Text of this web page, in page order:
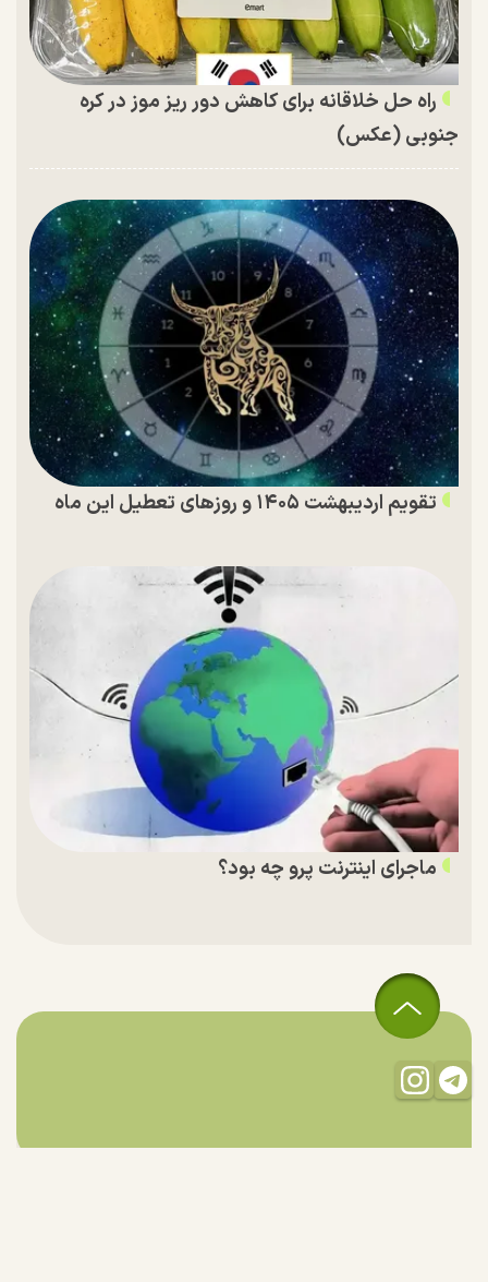
راه حل خلاقانه برای کاهش دور ریز موز در کره
جنوبی (عکس)
تقویم اردیبهشت ۱۴۰۵ و روز‌های تعطیل این ماه
ماجرای اینترنت پرو چه بود؟